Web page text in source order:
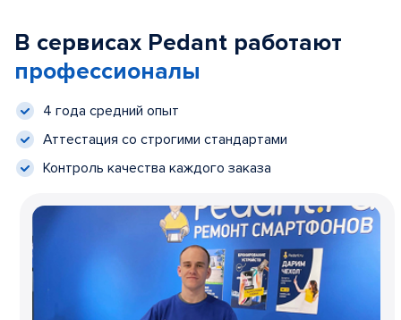
В сервисах Pedant работают
профессионалы
4 года средний опыт
Аттестация со строгими стандартами
Контроль качества каждого заказа